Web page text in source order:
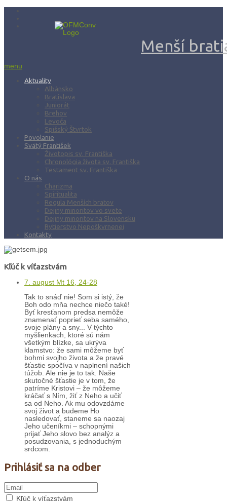
Menší
menu
Aktuality
Albánsko
Bratislava
Juniorát
Brehov
Levoča
Spišský Štvrtok
Povolanie
Svätý František
Životopis sv. Františka
Chronológia života sv. Františka
Testament sv. Františka
O nás
Charizma
Spiritualita
Regula Menších bratov
Dejiny minoritov vo svete
Dejiny minoritov na Slovensku
Rytierstvo Nepoškvrnenej
Kontakty
Kľúč k víťazstvám
7. august Mt 16, 24-28
Tak to snáď nie! Som si istý, že
Boh odo mňa nechce niečo také!
Byť kresťanom predsa nemôže
znamenať poprieť seba samého,
svoje plány a sny... V týchto
myšlienkach, ktoré sú nám
všetkým blízke, sa ukrýva
klamstvo: že sami môžeme byť
bohmi svojho života a že pravé
šťastie spočíva v naplnení našich
túžob. Ale nie je to tak. Naše
skutočné šťastie je v tom, že
patríme Kristovi – že môžeme
kráčať s Ním, žiť z Neho a učiť
sa od Neho. Ak mu odovzdáme
svoj život a budeme Ho
nasledovať, staneme sa naozaj
Jeho učeníkmi – schopnými
prijať Jeho slovo bez analýz a
posudzovania, s jednoduchým
srdcom.
Prihlásiť sa na odber
Kľúč k víťazstvám